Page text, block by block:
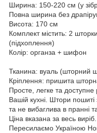
Ширина: 150-220 см (у
Повна ширина без
Висота: 170 см
Комплект містить: 2
(підхоплення)
Колір: органза + шифон
Тканина: вуаль (шторний
Кріплення: пришита
Просте, легке та
Вашій кухні. Штори
та не вибаглива в пранні
Ціна вказана за весь виріб.
Пересилаємо Україною